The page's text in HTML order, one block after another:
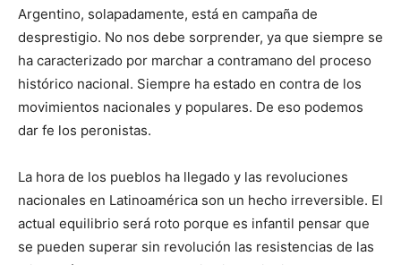
Argentino, solapadamente, está en campaña de
desprestigio. No nos debe sorprender, ya que siempre se
ha caracterizado por marchar a contramano del proceso
histórico nacional. Siempre ha estado en contra de los
movimientos nacionales y populares. De eso podemos
dar fe los peronistas.
La hora de los pueblos ha llegado y las revoluciones
nacionales en Latinoamérica son un hecho irreversible. El
actual equilibrio será roto porque es infantil pensar que
se pueden superar sin revolución las resistencias de las